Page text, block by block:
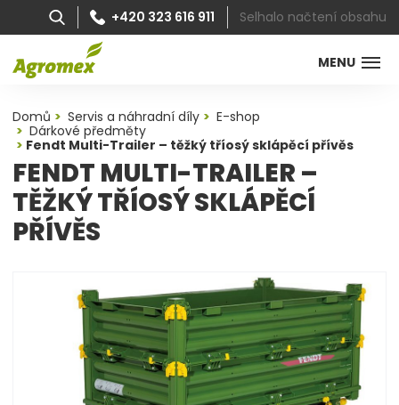
MENU
+420 323 616 911 Selhalo načtení obsahu
Domů Servis a náhradní díly
E-shop
Dárkové předměty
Fendt Multi-Trailer – těžký tříosý sklápěcí přívěs
FENDT MULTI-TRAILER –
TĚŽKÝ TŘÍOSÝ SKLÁPĚCÍ
PŘÍVĚS